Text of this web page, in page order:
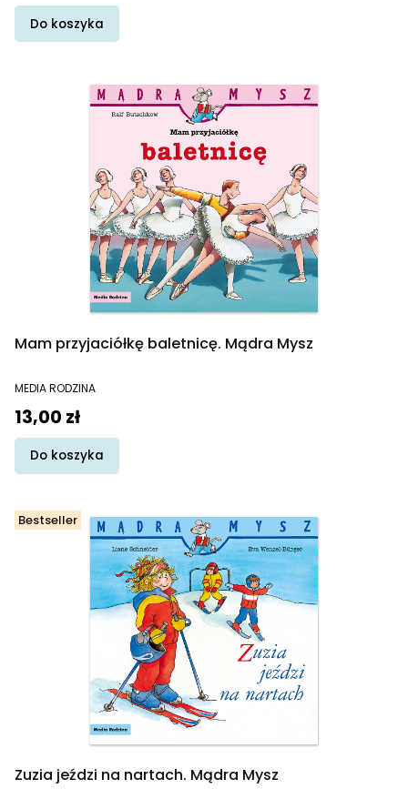
Do koszyka
Mam przyjaciółkę baletnicę. Mądra Mysz
PRODUCENT
MEDIA RODZINA
Cena
13,00 zł
Do koszyka
Bestseller
Zuzia jeździ na nartach. Mądra Mysz